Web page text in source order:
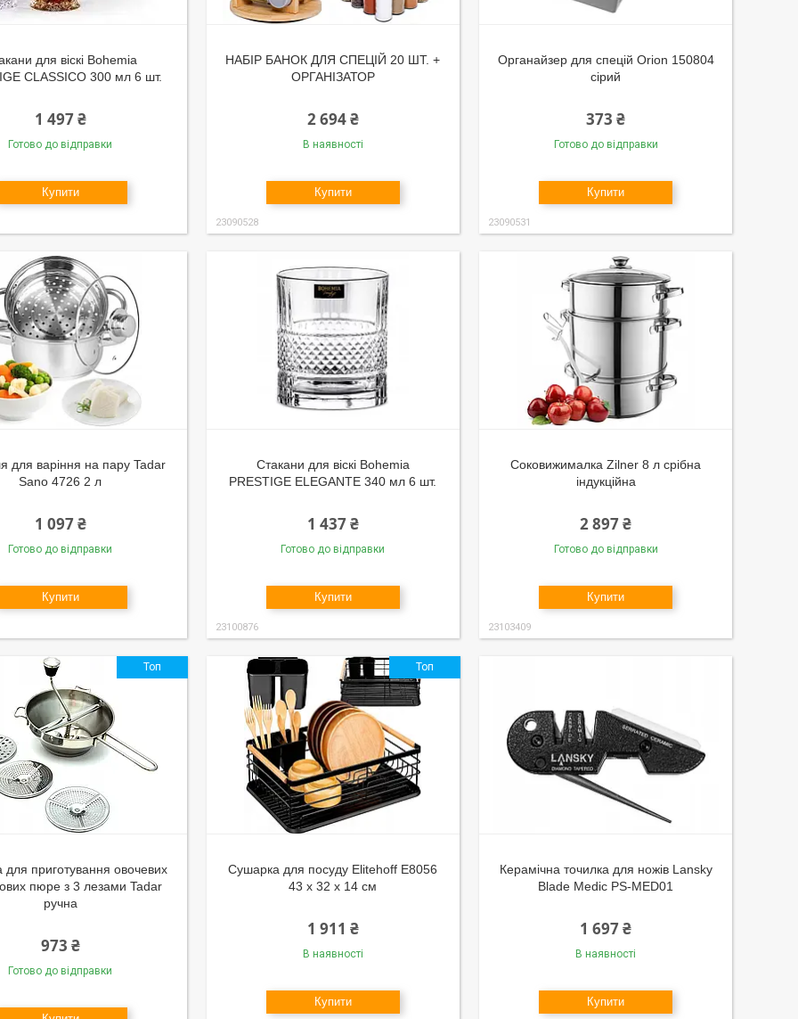
для віскі Bohemia
CLASSICO 300 мл 6 шт.
1 497 ₴
Готово до відправки
Купити
НАБІР БАНОК ДЛЯ СПЕЦІЙ 20 ШТ. +
ОРГАНІЗАТОР
2 694 ₴
В наявності
Купити
23090528
Органайзер для спецій Orion 150804
сірий
373 ₴
Готово до відправки
Купити
23090531
для варіння на пару Tadar
Sano 4726 2 л
1 097 ₴
Готово до відправки
Купити
Стакани для віскі Bohemia
PRESTIGE ELEGANTE 340 мл 6 шт.
1 437 ₴
Готово до відправки
Купити
23100876
Соковижималка Zilner 8 л срібна
індукційна
2 897 ₴
Готово до відправки
Купити
23103409
Топ
приготування овочевих
пюре з 3 лезами Tadar
ручна
973 ₴
Готово до відправки
Топ
Сушарка для посуду Elitehoff E8056
43 x 32 x 14 см
1 911 ₴
В наявності
Купити
Керамічна точилка для ножів Lansky
Blade Medic PS-MED01
1 697 ₴
В наявності
Купити